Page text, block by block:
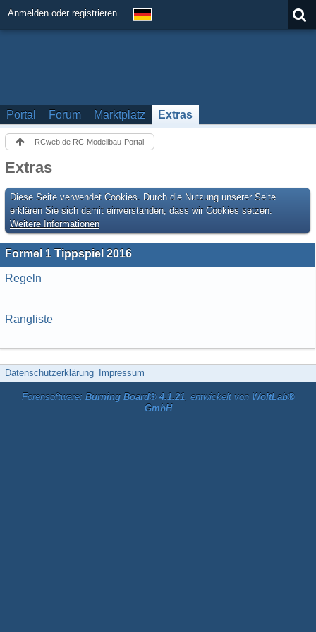
Anmelden oder registrieren
Portal Forum Marktplatz Extras
RCweb.de RC-Modellbau-Portal
Extras
Diese Seite verwendet Cookies. Durch die Nutzung unserer Seite
erklären Sie sich damit einverstanden, dass wir Cookies setzen.
Weitere Informationen
Formel 1 Tippspiel 2016
Regeln
Rangliste
Datenschutzerklärung Impressum
Forensoftware: Burning Board® 4.1.21, entwickelt von WoltLab®
GmbH